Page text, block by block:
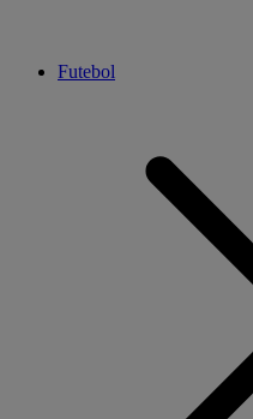
Futebol